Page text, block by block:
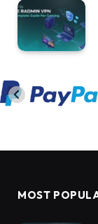
MOST